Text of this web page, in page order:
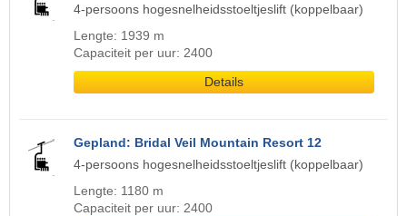
4-persoons hogesnelheidsstoeltjeslift (koppelbaar)
Lengte: 1939 m
Capaciteit per uur: 2400
Details
Gepland: Bridal Veil Mountain Resort 12
4-persoons hogesnelheidsstoeltjeslift (koppelbaar)
Lengte: 1180 m
Capaciteit per uur: 2400